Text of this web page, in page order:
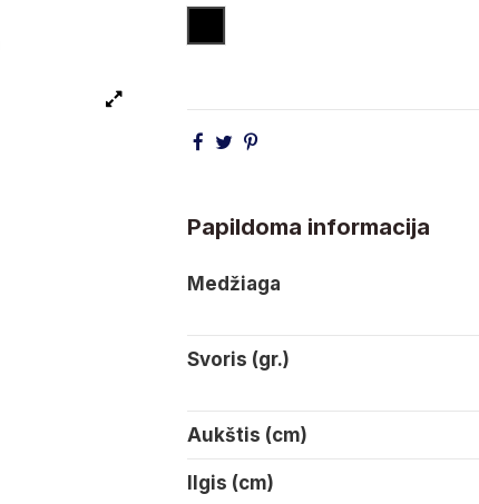
Papildoma informacija
Medžiaga
Svoris (gr.)
Aukštis (cm)
Ilgis (cm)